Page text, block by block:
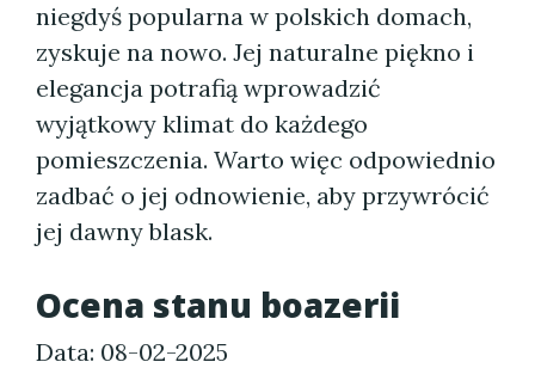
niegdyś popularna w polskich domach,
zyskuje na nowo. Jej naturalne piękno i
elegancja potrafią wprowadzić
wyjątkowy klimat do każdego
pomieszczenia. Warto więc odpowiednio
zadbać o jej odnowienie, aby przywrócić
jej dawny blask.
Ocena stanu boazerii
Data: 08-02-2025